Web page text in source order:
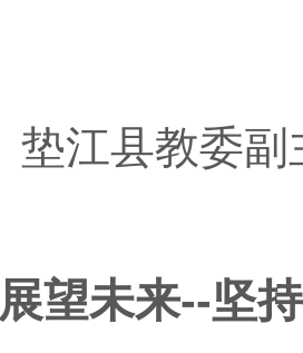
垫江县教委
展望未来--坚